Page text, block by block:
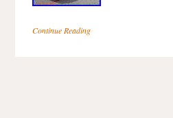
Continue Reading